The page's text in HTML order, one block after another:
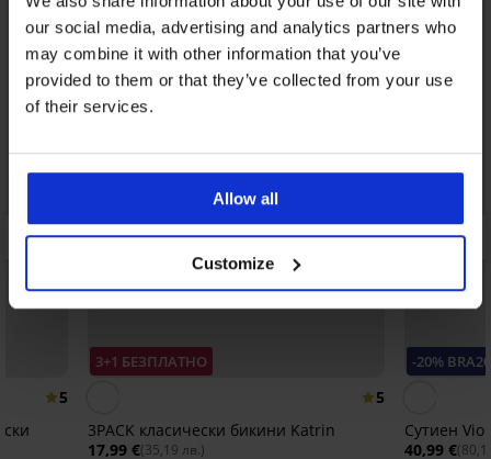
our social media, advertising and analytics partners who
may combine it with other information that you’ve
provided to them or that they’ve collected from your use
of their services.
Allow all
Customize
5
3+1 БЕЗПЛАТНО
5
3PACK класически бикини Katrin
17,99 €(35,19 лв.)
-20% BRA20
Сутиен
40,99 €